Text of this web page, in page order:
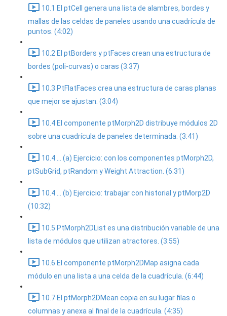
10.1 El ptCell genera una lista de alambres, bordes y
mallas de las celdas de paneles usando una cuadrícula de
puntos. (4:02)
10.2 El ptBorders y ptFaces crean una estructura de
bordes (poli-curvas) o caras (3:37)
10.3 PtFlatFaces crea una estructura de caras planas
que mejor se ajustan. (3:04)
10.4 El componente ptMorph2D distribuye módulos 2D
sobre una cuadrícula de paneles determinada. (3:41)
10.4 ... (a) Ejercicio: con los componentes ptMorph2D,
ptSubGrid, ptRandom y Weight Attraction. (6:31)
10.4 ... (b) Ejercicio: trabajar con historial y ptMorp2D
(10:32)
10.5 PtMorph2DList es una distribución variable de una
lista de módulos que utilizan atractores. (3:55)
10.6 El componente ptMorph2DMap asigna cada
módulo en una lista a una celda de la cuadrícula. (6:44)
10.7 El ptMorph2DMean copia en su lugar filas o
columnas y anexa al final de la cuadrícula. (4:35)